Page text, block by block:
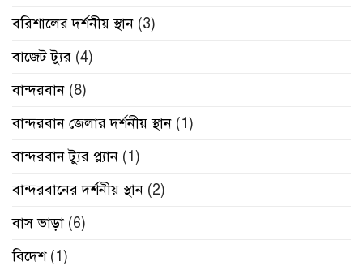
বরিশালের দর্শনীয় স্থান (3)
বাজেট ট্যুর (4)
বান্দরবান (8)
বান্দরবান জেলার দর্শনীয় স্থান (1)
বান্দরবান ট্যুর প্ল্যান (1)
বান্দরবানের দর্শনীয় স্থান (2)
বাস ভাড়া (6)
বিদেশ(1)